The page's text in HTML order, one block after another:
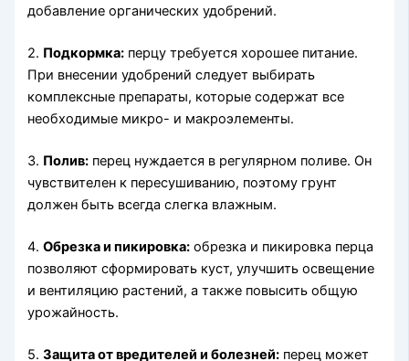
добавление органических удобрений.
2. Подкормка: перцу требуется хорошее питание.
При внесении удобрений следует выбирать
комплексные препараты, которые содержат все
необходимые микро- и макроэлементы.
3. Полив: перец нуждается в регулярном поливе. Он
чувствителен к пересушиванию, поэтому грунт
должен быть всегда слегка влажным.
4.Обрезка и пикировка: обрезка и пикировка перца
позволяют сформировать куст, улучшить освещение
и вентиляцию растений, а также повысить общую
урожайность.
5.Защита от вредителей и болезней: перец может